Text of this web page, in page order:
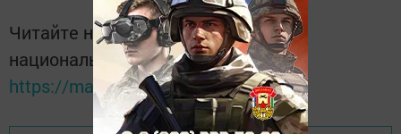
Читайте новости Татарстана в
национальном мессенджере MАХ:
https://max.ru/tatmedia